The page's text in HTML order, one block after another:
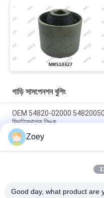
গাড়ি সাসপেনশন বুশিং
OEM 54820-02000
স্থিতিস্থাপক লিঙ্ক
OEM FL3Z3084B FL3Z3085B
আর্ম বুশ
ফোর্ড F-150 / EXPEDITION এর
Zoey
Good day, what product are